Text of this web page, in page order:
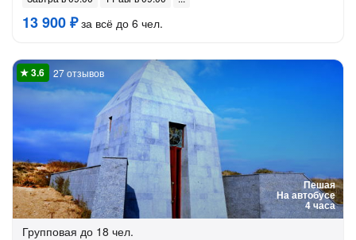
13 900 ₽за всё до 6 чел.
Пешая
На автобусе
4 часа
27 отзывов
Групповая до 18 чел.